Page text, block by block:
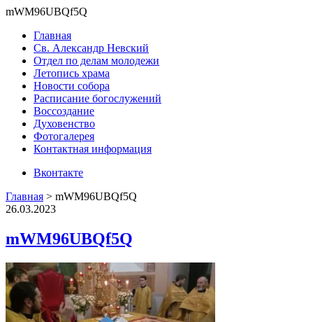
mWM96UBQf5Q
Главная
Св. Александр Невский
Отдел по делам молодежи
Летопись храма
Новости собора
Расписание богослужений
Воссоздание
Духовенство
Фотогалерея
Контактная информация
Вконтакте
Главная > mWM96UBQf5Q
26.03.2023
mWM96UBQf5Q